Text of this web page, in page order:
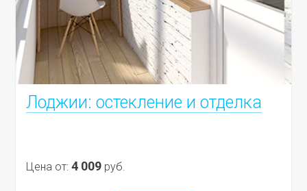
Лоджии: остекление и отделка
Цена от:4 009 руб.